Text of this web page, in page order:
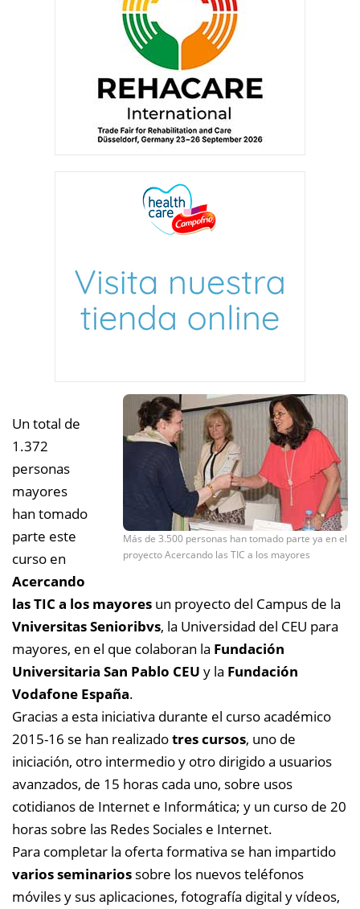
Más de 3.500 personas han tomado parte ya en el
proyecto Acercando las TIC a los mayores
Un total de
1.372
personas
mayores
han tomado
parte este
curso en
Acercando
las TIC a los mayores un proyecto del Campus de la
Vniversitas Senioribvs, la Universidad del CEU para
mayores, en el que colaboran la Fundación
Universitaria San Pablo CEU y la Fundación
Vodafone España.
Gracias a esta iniciativa durante el curso académico
2015-16 se han realizadotres cursos, uno de
iniciación, otro intermedio y otro dirigido a usuarios
avanzados, de 15 horas cada uno, sobre usos
cotidianos de Internet e Informática; y un curso de 20
horas sobre las Redes Sociales e Internet.
Para completar la oferta formativa se han impartido
varios seminarios sobre los nuevos teléfonos
móviles y sus aplicaciones, fotografía digital y vídeos,